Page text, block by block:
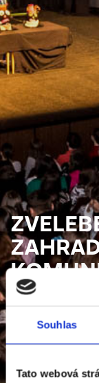
Souhlas
Tato webová